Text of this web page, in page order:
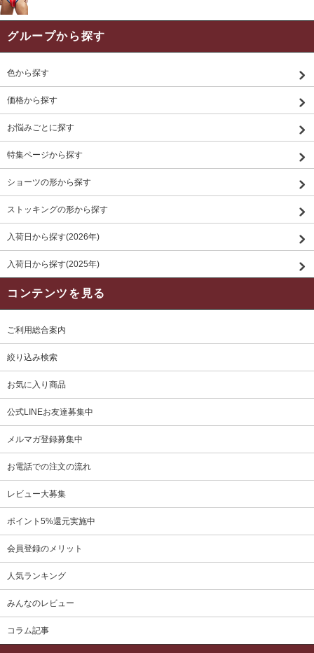
グループから探す
色から探す
価格から探す
お悩みごとに探す
特集ページから探す
ショーツの形から探す
ストッキングの形から探す
入荷日から探す(2026年)
入荷日から探す(2025年)
コンテンツを見る
ご利用総合案内
絞り込み検索
お気に入り商品
公式LINEお友達募集中
メルマガ登録募集中
お電話での注文の流れ
レビュー大募集
ポイント5%還元実施中
会員登録のメリット
人気ランキング
みんなのレビュー
コラム記事